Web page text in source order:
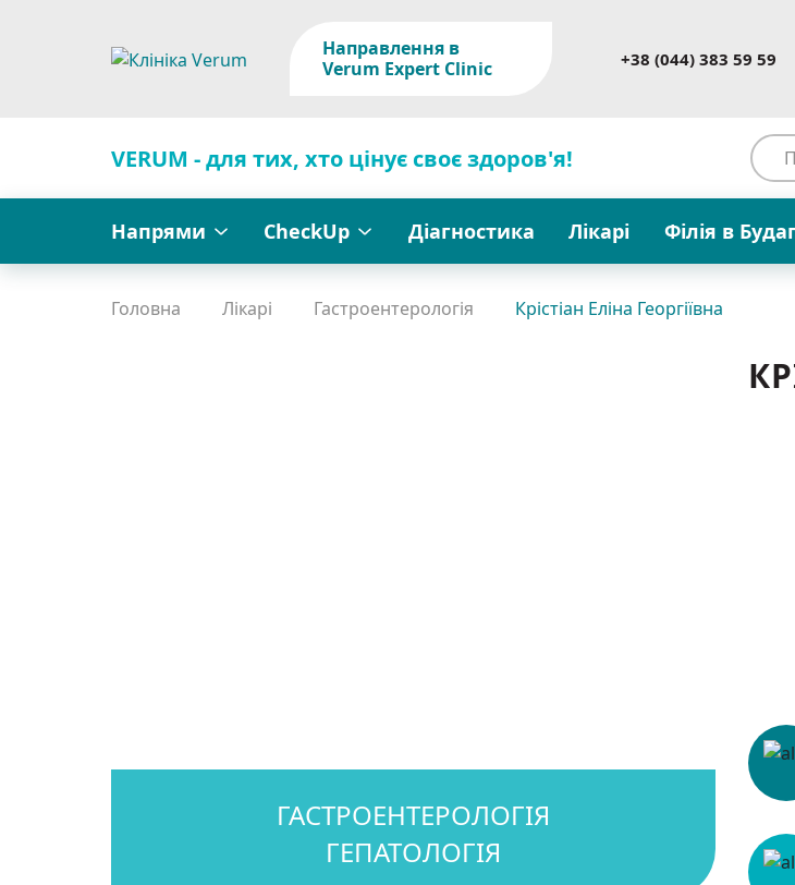
Направлення в
Verum Expert Clinic
+38 (044) 383 59 59
VERUM - для тих, хто цінує своє здоров'я!
Напрями CheckUp Діагностика Лікарі Філія в
Головна Лікарі Гастроентерологія Крістіан Еліна Георгіївна